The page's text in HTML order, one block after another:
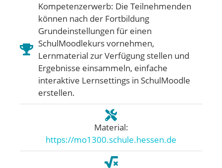
Kompetenzerwerb: Die Teilnehmenden
können nach der Fortbildung
Grundeinstellungen für einen
SchulMoodlekurs vornehmen,
Lernmaterial zur Verfügung stellen und
Ergebnisse einsammeln, einfache
interaktive Lernsettings in SchulMoodle
erstellen.
Material:
https://mo1300.schule.hessen.de